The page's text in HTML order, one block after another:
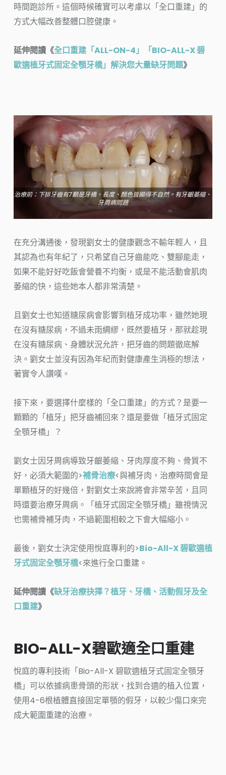
時間跑診所。這個時候確實可以考慮以「全口重建」的
方式大幅改善整體口腔健康。
延伸閱讀《全口重建「ALL-ON-4」「BIO-ALL-X 碧
歐適植牙式固定全顎牙橋」解決您大量缺牙問題》
治療前：下排牙齒有7顆是牙橋，長度、顏色皆顯得不自然。有牙齦萎縮、
牙周病問題
在充分溝通後，發現劉女士的健康觀念不輸年輕人，且
其認為也有年紀了，只希望自己牙齒能吃、雙腳能走，
如果不能好好吃飯會營養不均衡，或是不能活動會肌肉
萎縮的快，這些她本人都非常清楚。
且劉女士也知道糖尿病會影響到植牙成功率，雖然她現
在沒有糖尿病，不過未雨綢繆，既然要植牙，那就趁現
在沒有糖尿病、身體狀況允許，把牙齒的問題徹底解
決。劉女士並沒有因為年紀而對健康產生消極的想法，
著實令人讚嘆。
接下來，要選擇什麼樣的「全口重建」的方式？是要一
顆顆的「植牙」把牙齒補回來？還是要做「植牙式固定
全顎牙橋」？
劉女士因牙周病導致牙齦萎縮、牙肉厚度不夠、骨質不
好，必須大範圍的>補骨治療<與補牙肉，治療時間會是
單顆植牙的好幾倍，對劉女士來說將會非常辛苦，且同
時還要治療牙周病。「植牙式固定全顎牙橋」雖視情況
也需補骨補牙肉，不過範圍相較之下會大幅縮小。
最後，劉女士決定使用悅庭專利的>Bio-All-X碧歐適植
牙式固定全顎牙橋<來進行全口重建。
延伸閱讀《缺牙治療抉擇？植牙、牙橋、活動假牙及全
口重建》
BIO-ALL-X碧歐適全口重建
悅庭的專利技術「Bio-All-X 碧歐適植牙式固定全顎牙
橋」可以依據病患骨頭的形狀，找到合適的植入位置，
使用4-6根植體直接固定單顎的假牙，以較少傷口來完
成大範圍重建的治療。